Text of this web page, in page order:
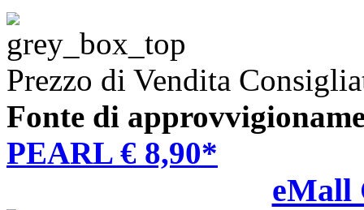
Prezzo di Vendita
Fonte di
PEARL € 8,90*
eMall